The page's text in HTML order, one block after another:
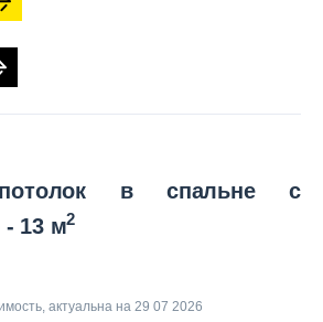
в спальне с
13 м2
актуальна на 29 07 2026